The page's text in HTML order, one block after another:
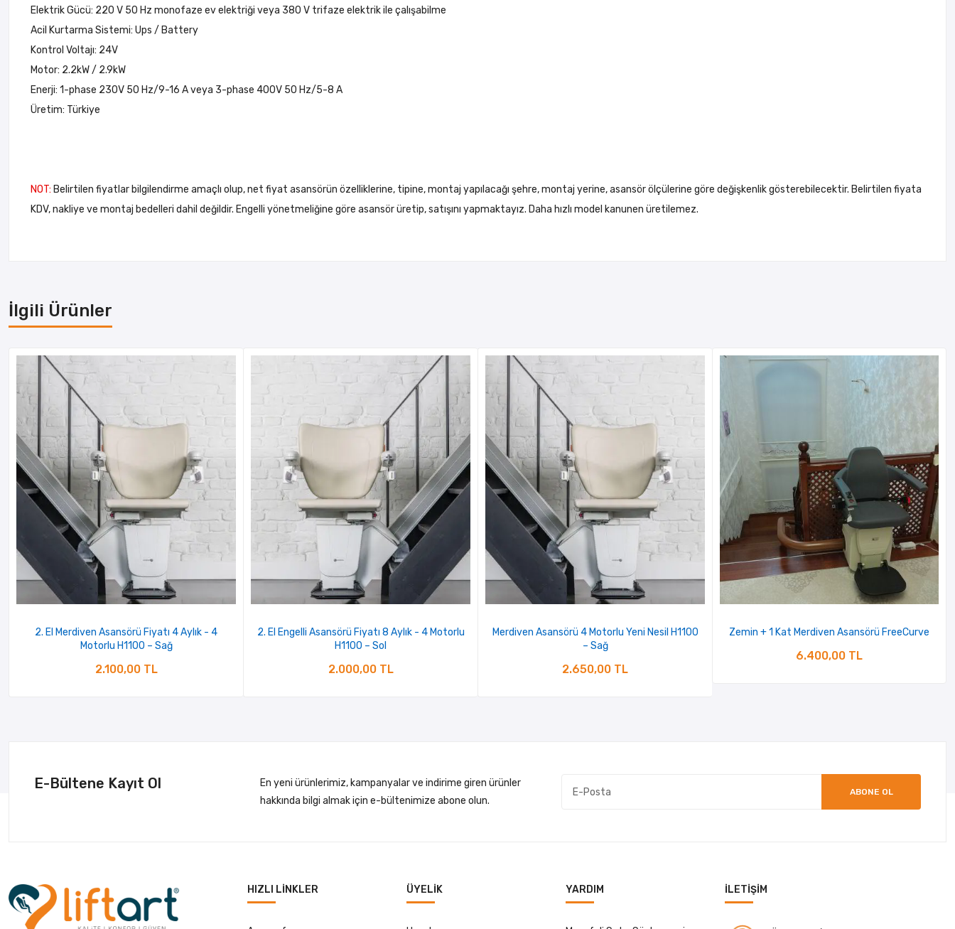
Elektrik Gücü: 220 V 50 Hz monofaze ev elektriği veya 380 V trifaze elektrik ile çalışabilme
Acil Kurtarma Sistemi: Ups / Battery
Kontrol Voltajı: 24V
Motor: 2.2kW / 2.9kW
Enerji: 1-phase 230V 50 Hz/9-16 A veya 3-phase 400V 50 Hz/5-8 A
Üretim: Türkiye
NOT: Belirtilen fiyatlar bilgilendirme amaçlı olup, net fiyat asansörün özelliklerine, tipine, montaj yapılacağı şehre, montaj yerine, asansör ölçülerine göre değişkenlik gösterebilecektir. Belirtilen fiyata
KDV, nakliye ve montaj bedelleri dahil değildir. Engelli yönetmeliğine göre asansör üretip, satışını yapmaktayız. Daha hızlı model kanunen üretilemez.
İlgili Ürünler
2. El Merdiven Asansörü Fiyatı 4 Aylık - 4
Motorlu H1100 – Sağ
2.100,00 TL
2. El Engelli Asansörü Fiyatı 8 Aylık - 4 Motorlu
H1100 – Sol
2.000,00 TL
Merdiven Asansörü 4 Motorlu Yeni Nesil H1100
– Sağ
2.650,00 TL
Zemin + 1 Kat Merdiven Asansörü FreeCurve
6.400,00 TL
E-Bültene Kayıt Ol
En yeni ürünlerimiz, kampanyalar ve indirime giren ürünler
hakkında bilgi almak için e-bültenimize abone olun.
ABONE OL
HIZLI LINKLER ÜYELIK YARDIM İLETIŞIM